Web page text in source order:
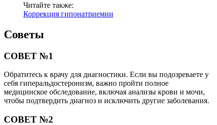
Читайте также:
Коррекция гипонатриемии
Советы
СОВЕТ №1
Обратитесь к врачу для диагностики. Если вы подозреваете у
себя гиперальдостеронизм, важно пройти полное
медицинское обследование, включая анализы крови и мочи,
чтобы подтвердить диагноз и исключить другие заболевания.
СОВЕТ №2